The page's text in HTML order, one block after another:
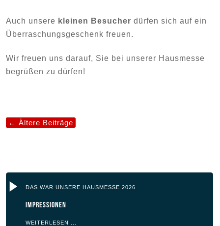
Auch unsere kleinen Besucher dürfen sich auf ein
Überraschungsgeschenk freuen.
Wir freuen uns darauf, Sie bei unserer Hausmesse
begrüßen zu dürfen!
← Ältere Beiträge
DAS WAR UNSERE HAUSMESSE 2026
Impressionen
WEITERLESEN ...